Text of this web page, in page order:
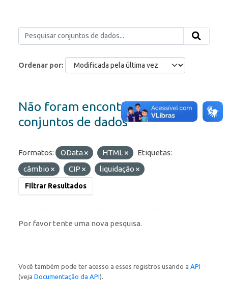
Ordenar por
Não foram encontrados
conjuntos de dados
Formatos: OData HTML
Etiquetas:
câmbio
CIP liquidação
Filtrar Resultados
Por favor tente uma nova pesquisa.
Você também pode ter acesso a esses registros usando a API
(veja Documentação da API).